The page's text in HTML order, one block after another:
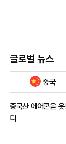
글로벌 뉴스
중국
중국산 에어콘을
디